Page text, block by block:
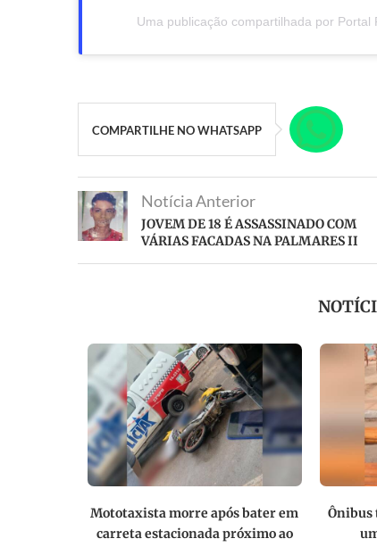
Uma publicação compartilhada por Portal
COMPARTILHE NO WHATSAPP
Notícia Anterior
JOVEM DE 18 É ASSASSINADO COM
VÁRIAS FACADAS NA PALMARES II
Mototaxista morre após bater em
carreta estacionada próximo ao
Ônibus